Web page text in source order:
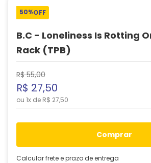
50%OFF
B.C - Loneliness Is Rotting
Rack (TPB)
R$ 55,00
R$ 27,50
ou 1x de R$ 27,50
comprar
Calcular frete e prazo de entrega